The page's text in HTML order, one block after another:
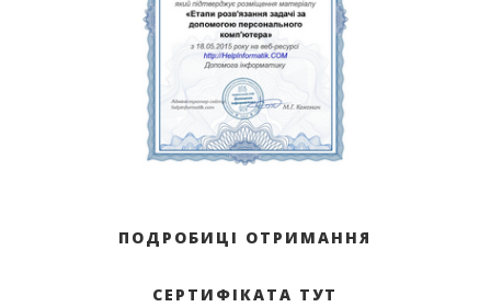
ПОДРОБИЦІ ОТРИМАННЯ
СЕРТИФІКАТА ТУТ